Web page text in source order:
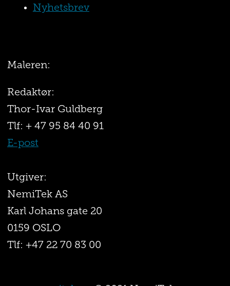
Nyhetsbrev
Maleren:
Redaktør:
Thor-Ivar Guldberg
Tlf: + 47 95 84 40 91
E-post
Utgiver:
NemiTek AS
Karl Johans gate 20
0159 OSLO
Tlf: +47 22 70 83 00